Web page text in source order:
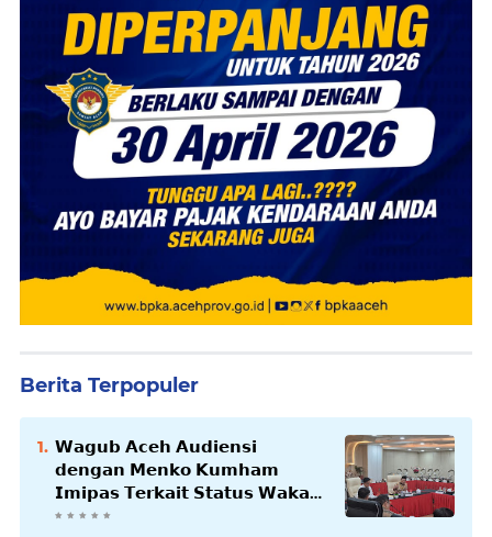
Berita Terpopuler
𝗪𝗮𝗴𝘂𝗯 𝗔𝗰𝗲𝗵 𝗔𝘂𝗱𝗶𝗲𝗻𝘀𝗶
𝗱𝗲𝗻𝗴𝗮𝗻 𝗠𝗲𝗻𝗸𝗼 𝗞𝘂𝗺𝗵𝗮𝗺
𝗜𝗺𝗶𝗽𝗮𝘀 𝗧𝗲𝗿𝗸𝗮𝗶𝘁 𝗦𝘁𝗮𝘁𝘂𝘀 𝗪𝗮𝗸𝗮𝗳
𝗕𝗹𝗮𝗻𝗴𝗽𝗮𝗱𝗮𝗻𝗴